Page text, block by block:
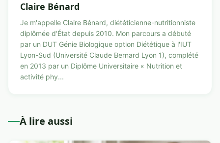
Claire Bénard
Je m'appelle Claire Bénard, diététicienne-nutritionniste
diplômée d'État depuis 2010. Mon parcours a débuté
par un DUT Génie Biologique option Diététique à l'IUT
Lyon-Sud (Université Claude Bernard Lyon 1), complété
en 2013 par un Diplôme Universitaire « Nutrition et
activité phy...
À lire aussi